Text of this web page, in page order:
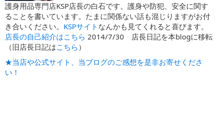
護身用品専門店KSP店長の白石です。護身や防犯、安全に関す
ることを書いています。たまに関係ない話も混じりますがお付
き合いください。 KSPサイト なんかも見てくれると喜びます。
店長の自己紹介はこちら 2014/7/30 店長日記を本blogに移転
（旧店長日記はこちら ）
★当店や公式サイト、当ブログのご感想を是非お寄せくださ
い！